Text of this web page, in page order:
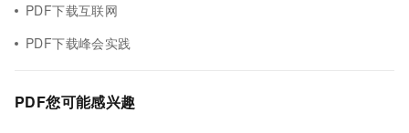
PDF下载互联网
PDF下载峰会实践
PDF您可能感兴趣